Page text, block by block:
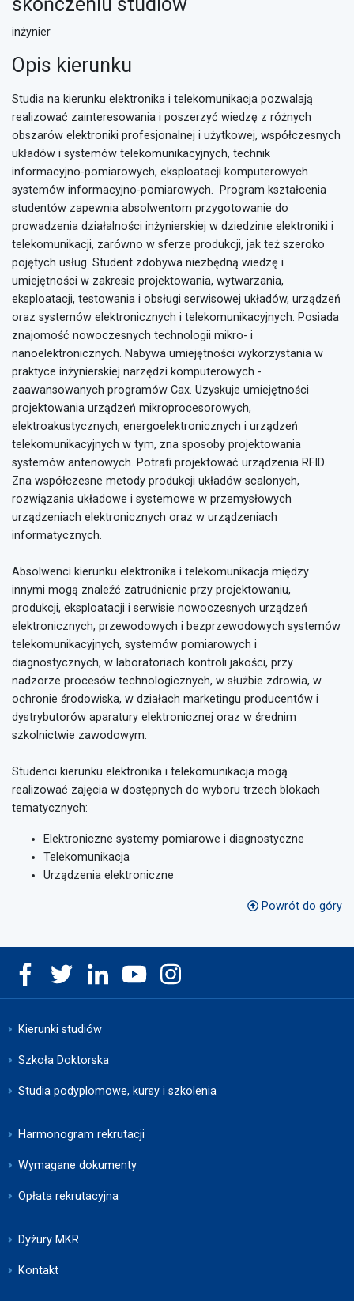
inżynier
Opis kierunku
Studia na kierunku elektronika i telekomunikacja pozwalają
realizować zainteresowania i poszerzyć wiedzę z różnych
obszarów elektroniki profesjonalnej i użytkowej, współczesnych
układów i systemów telekomunikacyjnych, technik
informacyjno-pomiarowych, eksploatacji komputerowych
systemów informacyjno-pomiarowych. Program kształcenia
studentów zapewnia absolwentom przygotowanie do
prowadzenia działalności inżynierskiej w dziedzinie elektroniki i
telekomunikacji, zarówno w sferze produkcji, jak też szeroko
pojętych usług. Student zdobywa niezbędną wiedzę i
umiejętności w zakresie projektowania, wytwarzania,
eksploatacji, testowania i obsługi serwisowej układów, urządzeń
oraz systemów elektronicznych i telekomunikacyjnych. Posiada
znajomość nowoczesnych technologii mikro- i
nanoelektronicznych. Nabywa umiejętności wykorzystania w
praktyce inżynierskiej narzędzi komputerowych -
zaawansowanych programów Cax. Uzyskuje umiejętności
projektowania urządzeń mikroprocesorowych,
elektroakustycznych, energoelektronicznych i urządzeń
telekomunikacyjnych w tym, zna sposoby projektowania
systemów antenowych. Potrafi projektować urządzenia RFID.
Zna współczesne metody produkcji układów scalonych,
rozwiązania układowe i systemowe w przemysłowych
urządzeniach elektronicznych oraz w urządzeniach
informatycznych.
Absolwenci kierunku elektronika i telekomunikacja między
innymi mogą znaleźć zatrudnienie przy projektowaniu,
produkcji, eksploatacji i serwisie nowoczesnych urządzeń
elektronicznych, przewodowych i bezprzewodowych systemów
telekomunikacyjnych, systemów pomiarowych i
diagnostycznych, w laboratoriach kontroli jakości, przy
nadzorze procesów technologicznych, w służbie zdrowia, w
ochronie środowiska, w działach marketingu producentów i
dystrybutorów aparatury elektronicznej oraz w średnim
szkolnictwie zawodowym.
Studenci kierunku elektronika i telekomunikacja mogą
realizować zajęcia w dostępnych do wyboru trzech blokach
tematycznych:
Elektroniczne systemy pomiarowe i diagnostyczne
Telekomunikacja
Urządzenia elektroniczne
Powrót do góry
Kierunki studiów
Szkoła Doktorska
Studia podyplomowe, kursy i szkolenia
Harmonogram rekrutacji
Wymagane dokumenty
Opłata rekrutacyjna
Dyżury MKR
Kontakt